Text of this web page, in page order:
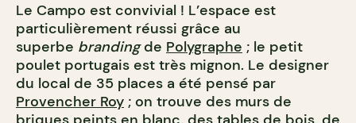
Le Campo est convivial ! L’espace est
particulièrement réussi grâce au
superbe brandingde Polygraphe ; le petit
poulet portugais est très mignon. Le designer
du local de 35 places a été pensé par
Provencher Roy ; on trouve des murs de